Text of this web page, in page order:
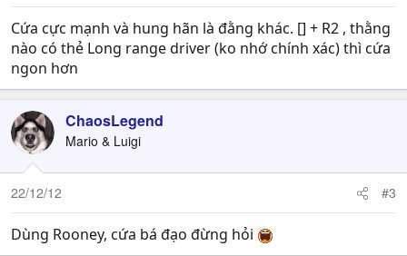
Cứa cực mạnh và hung hãn là đằng khác. [] + R2 , thằng
nào có thẻ Long range driver (ko nhớ chính xác) thì cứa
ngon hơn
ChaosLegend
Mario & Luigi
22/12/12 #3
Dùng Rooney, cứa bá đạo đừng hỏi